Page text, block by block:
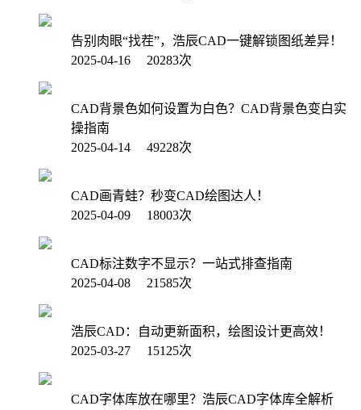
告别肉眼“找茬”，浩辰CAD一键解锁图纸差异！
2025-04-16 20283次
CAD背景色如何设置为白色？CAD背景色变白实
操指南
2025-04-14 49228次
CAD画青蛙？秒变CAD绘图达人！
2025-04-09 18003次
CAD标注数字不显示？一站式排查指南
2025-04-08 21585次
浩辰CAD：自动更新面积，绘图设计更高效！
2025-03-27 15125次
CAD字体库放在哪里？浩辰CAD字体库全解析